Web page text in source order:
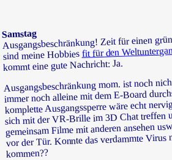
Samstag
Ausgangsbeschränkung! Zeit für einen
sind meine Hobbiesfit für den
kommt eine gute Nachricht: Ja.
Ausgangsbeschränkung mom. ist noch
immer noch alleine mit dem E-Board
komplette Ausgangssperre wäre echt
sich mit der VR-Brille im 3D Chat treffen
gemeinsam Filme mit anderen ansehen
vor der Tür. Konnte das verdammte
kommen??